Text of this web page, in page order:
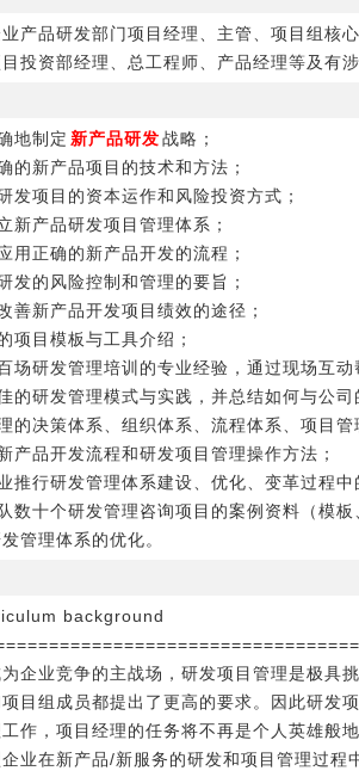
产品研发部门项目经理、主管、项目组核
投资部经理、总工程师、产品经理等及有
地制定 新产品研发战略；
新产品项目的技术和方法；
项目的资本运作和风险投资方式；
产品研发项目管理体系；
正确的新产品开发的流程；
的风险控制和管理的要旨；
新产品开发项目绩效的途径；
目模板与工具介绍；
研发管理培训的专业经验，通过现场互动
研发管理模式与实践，并总结如何与公司
决策体系、组织体系、流程体系、项目管
品开发流程和研发项目管理操作方法；
行研发管理体系建设、优化、变革过程中
数十个研发管理咨询项目的案例资料（模
管理体系的优化。
background
企业竞争的主战场，研发项目管理是极具
目组成员都提出了更高的要求。因此研发
作，项目经理的任务将不再是个人英雄般
业在新产品/新服务的研发和项目管理过程